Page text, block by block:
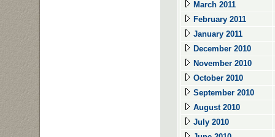
March 2011
February 2011
January 2011
December 2010
November 2010
October 2010
September 2010
August 2010
July 2010